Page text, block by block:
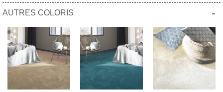
AUTRES COLORIS -